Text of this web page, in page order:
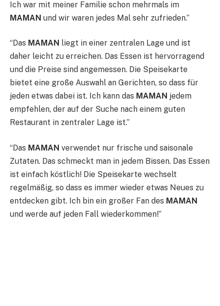
Ich war mit meiner Familie schon mehrmals im
MAMAN und wir waren jedes Mal sehr zufrieden.”
“Das MAMAN liegt in einer zentralen Lage und ist
daher leicht zu erreichen. Das Essen ist hervorragend
und die Preise sind angemessen. Die Speisekarte
bietet eine große Auswahl an Gerichten, so dass für
jeden etwas dabei ist. Ich kann das MAMAN jedem
empfehlen, der auf der Suche nach einem guten
Restaurant in zentraler Lage ist.”
“Das MAMAN verwendet nur frische und saisonale
Zutaten. Das schmeckt man in jedem Bissen. Das Essen
ist einfach köstlich! Die Speisekarte wechselt
regelmäßig, so dass es immer wieder etwas Neues zu
entdecken gibt. Ich bin ein großer Fan des MAMAN
und werde auf jeden Fall wiederkommen!”